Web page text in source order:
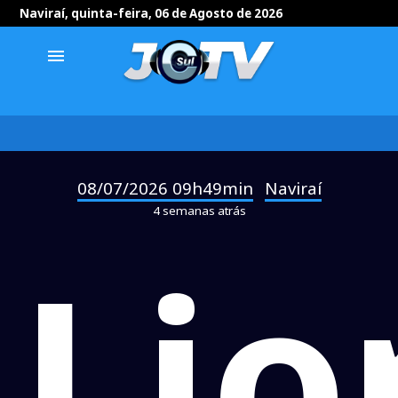
Naviraí, quinta-feira, 06 de Agosto de 2026
menu
08/07/2026 09h49min Naviraí
4 semanas atrás